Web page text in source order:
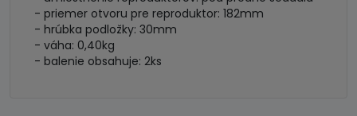
- priemer otvoru pre reproduktor: 182mm
- hrúbka podložky: 30mm
- váha: 0,40kg
- balenie obsahuje: 2ks